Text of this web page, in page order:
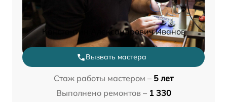
Константин Александрович Иванов
Вызвать мастера
Стаж работы мастером – 5 лет
Выполнено ремонтов – 1 330